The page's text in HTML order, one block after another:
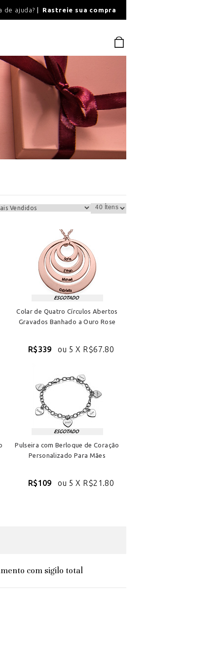
de ajuda? Rastreie sua compra
Colar de Quatro Círculos Abertos
Gravados Banhado a Ouro Rose
R$339 ou 5 X R$67.80
Pulseira com Berloque de Coração
Personalizado Para Mães
R$109 ou 5 X R$21.80
com sigilo total